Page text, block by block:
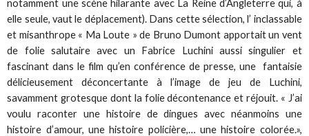
notamment une scène hilarante avec La Reine d’Angleterre qui, à
elle seule, vaut le déplacement). Dans cette sélection, l’ inclassable
et misanthrope « Ma Loute » de Bruno Dumont apportait un vent
de folie salutaire avec un Fabrice Luchini aussi singulier et
fascinant dans le film qu’en conférence de presse, une fantaisie
délicieusement déconcertante à l’image de jeu de Luchini,
savamment grotesque dont la folie décontenance et réjouit. « J’ai
voulu raconter une histoire de dingues avec néanmoins une
histoire d’amour, une histoire policière,… une histoire colorée.»,